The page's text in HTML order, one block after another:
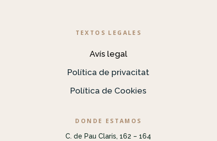
TEXTOS LEGALES
Avís legal
Política de privacitat
Política de Cookies
DONDE ESTAMOS
C. de Pau Claris, 162 – 164